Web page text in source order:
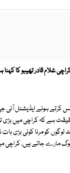
غلام قادر تھیبو کا
ہوئے ایڈیشنل آئی جی
ہے کہ کراچی میں بڑی
میں چند لوگوں کو مرنا